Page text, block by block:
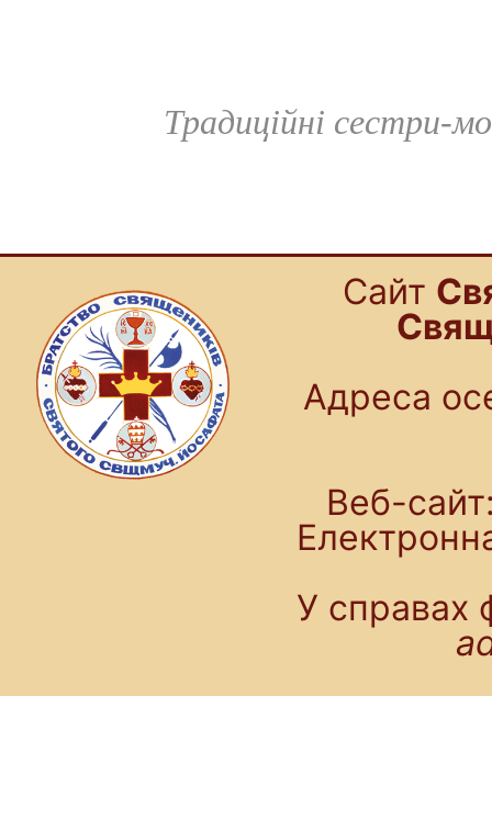
Традиційні сестри-
Cайт
Адреса
Веб-
У справах